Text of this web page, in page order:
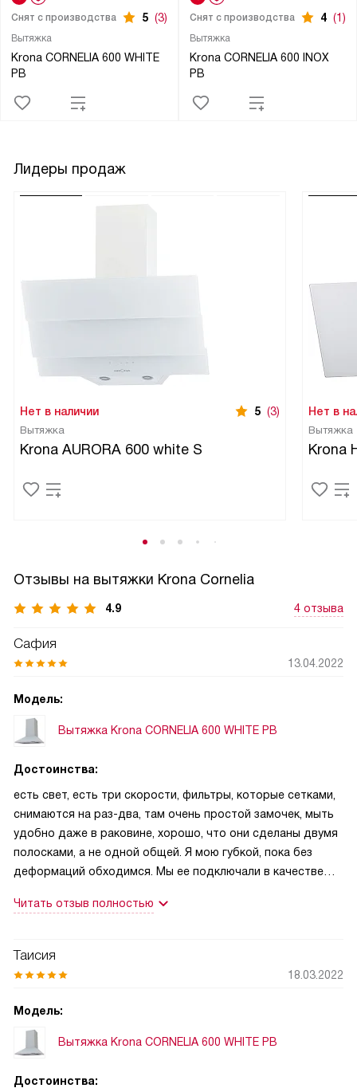
Вытяжка
Krona CORNELIA 600 WHITE
PB
Снят с производства 5 (3)
Вытяжка
Krona CORNELIA 600 INOX
PB
Снят с производства 4 (1)
Лидеры продаж
Нет в наличии 5 (3)
Вытяжка
Krona AURORA 600 white S
Нет в
Вытяжка
Krona
Отзывы на вытяжки Krona Cornelia
4.9 4 отзыва
Сафия
13.04.2022
Модель:
Вытяжка Krona CORNELIA 600 WHITE PB
Достоинства:
есть свет, есть три скорости, фильтры, которые сетками,
снимаются на раз-два, там очень простой замочек, мыть
удобно даже в раковине, хорошо, что они сделаны двумя
полосками, а не одной общей. Я мою губкой, пока без
деформаций обходимся. Мы ее подключали в качестве
не знаю.
Читать отзыв полностью
Таисия
18.03.2022
Модель:
Вытяжка Krona CORNELIA 600 WHITE PB
Достоинства: